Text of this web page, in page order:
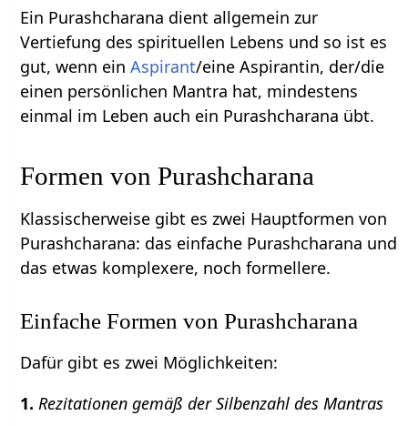
Ein Purashcharana dient allgemein zur
Vertiefung des spirituellen Lebens und so ist es
gut, wenn einAspirant/eine Aspirantin, der/die
einen persönlichen Mantra hat, mindestens
einmal im Leben auch ein Purashcharana übt.
Formen von Purashcharana
Klassischerweise gibt es zwei Hauptformen von
Purashcharana: das einfache Purashcharana und
das etwas komplexere, noch formellere.
Einfache Formen von Purashcharana
Dafür gibt es zwei Möglichkeiten:
1. Rezitationen gemäß der Silbenzahl des Mantras